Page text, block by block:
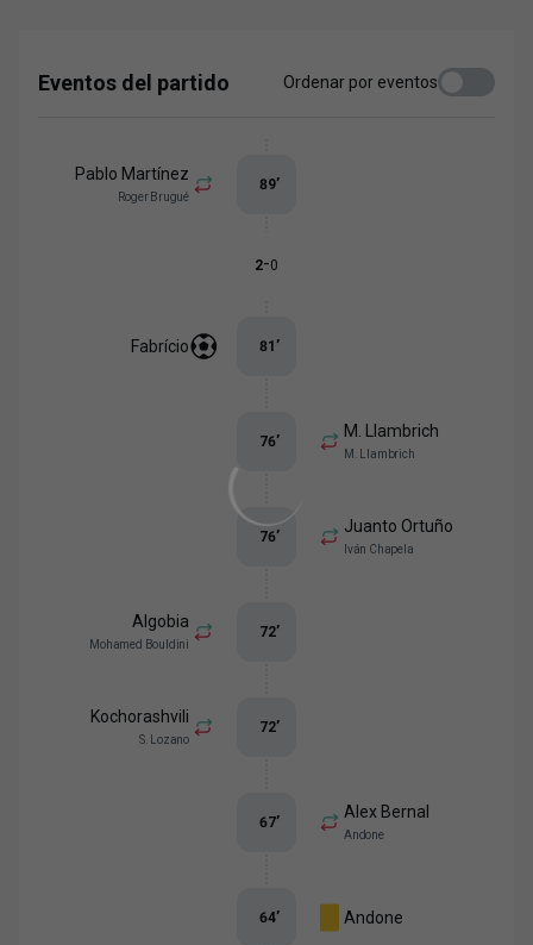
Eventos del partido Ordenar por eventos
Pablo Martínez
Roger Brugué
89’
2-0
Fabrício 81’
M. Llambrich
M. Llambrich
76’
Juanto Ortuño
Iván Chapela
76’
Algobia
Mohamed Bouldini
72’
Kochorashvili
S. Lozano
72’
Alex Bernal
Andone
67’
Andone
64’